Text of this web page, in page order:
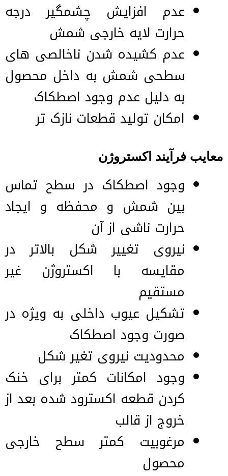
عدم افزایش چشمگیر درجه
حرارت لایه خارجی شمش
عدم کشیده شدن ناخالصی های
سطحی شمش به داخل محصول
به دلیل عدم وجود اصطکاک
امکان تولید قطعات نازک تر
معایب فرآیند اکستروژن
وجود اصطکاک در سطح تماس
بین شمش و محفظه و ایجاد
حرارت ناشی از آن
نیروی تغییر شکل بالاتر در
مقایسه با اکستروژن غیر
مستقیم
تشکیل عیوب داخلی به ویژه در
صورت وجود اصطکاک
محدودیت نیروی تغیر شکل
وجود امکانات کمتر برای خنک
کردن قطعه اکسترود شده بعد از
خروج از قالب
مرغوبیت کمتر سطح خارجی
محصول